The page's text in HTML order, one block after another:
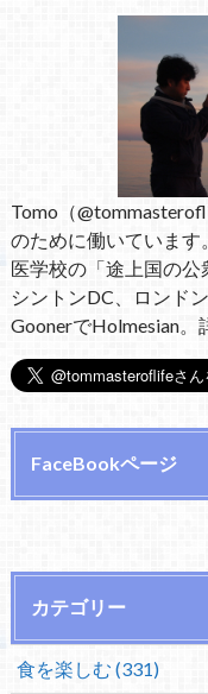
Tomo（
のために働いていま
医学校の「途上国の
シントンDC、ロンド
GoonerでHolmesian。
FaceBookページ
カテゴリー
食を楽しむ (331)